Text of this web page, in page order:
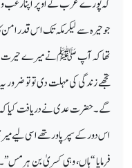
کہ پورے عرب کے اوپر اپنا رعب و
جو حیرہ سے لیکر مکہ تک اس قدر امن
تھا کہ آپ ﷺ نے میرے حیرت میں
تجھے زندگی کی مہلت دی تو تو
گے۔ حضرت عدی نے دریافت کیا
اس دور کے سپر پاور تھے اسی لیے
فرمایا ‘‘ہاں، وہی کسریٰ بن